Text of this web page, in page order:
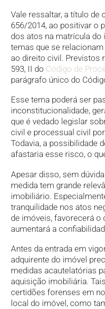
Vale ressaltar, a título de
656/2014, ao positivar o
dos atos na matrícula do
temas que se
ao direito civil. Previstos
593, II do Código de
parágrafo único do
Esse tema poderá ser
inconstitucionalidade,
que é vedado legislar
civil e processual civil
Todavia, a possibilidade
afastaria esse risco, o
Apesar disso, sem
medida tem grande
imobiliário.
tranquilidade nos atos
de imóveis, favorecerá
aumentará a
Antes da entrada em
adquirente do imóvel
medidas acautelatórias
aquisição imobiliária.
certidões forenses em
local do imóvel, como